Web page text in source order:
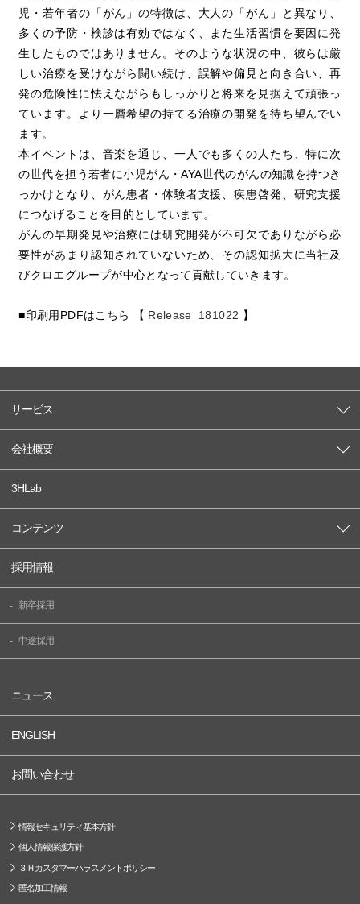
児・若年者の「がん」の特徴は、大人の「がん」と異なり、
多くの予防・検診は有効ではなく、また生活習慣を要因に発
生したものではありません。そのような状況の中、彼らは厳
しい治療を受けながら闘い続け、誤解や偏見と向き合い、再
発の危険性に怯えながらもしっかりと将来を見据えて頑張っ
ています。より一層希望の持てる治療の開発を待ち望んでい
ます。
本イベントは、音楽を通じ、一人でも多くの人たち、特に次
の世代を担う若者に小児がん・AYA世代のがんの知識を持つき
っかけとなり、がん患者・体験者支援、疾患啓発、研究支援
につなげることを目的としています。
がんの早期発見や治療には研究開発が不可欠でありながら必
要性があまり認知されていないため、その認知拡大に当社及
びクロエグループが中心となって貢献していきます。
■印刷用PDFはこちら 【 Release_181022 】
サービス
会社概要
3HLab
コンテンツ
採用情報
新卒採用
中途採用
ニュース
ENGLISH
お問い合わせ
情報セキュリティ基本方針
個人情報保護方針
３Ｈカスタマーハラスメントポリシー
匿名加工情報